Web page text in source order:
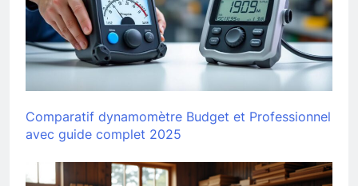
Comparatif dynamomètre Budget et Professionnel
avec guide complet 2025